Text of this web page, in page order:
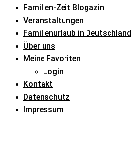
Familien-Zeit Blogazin
Veranstaltungen
Familienurlaub in Deutschland
Über uns
Meine Favoriten
Login
Kontakt
Datenschutz
Impressum